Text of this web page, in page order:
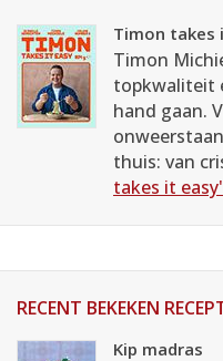
Timon takes
Timon
topkwaliteit
hand gaan.
thuis: van
takes it easy'
RECENT BEKEKEN
Kip madras